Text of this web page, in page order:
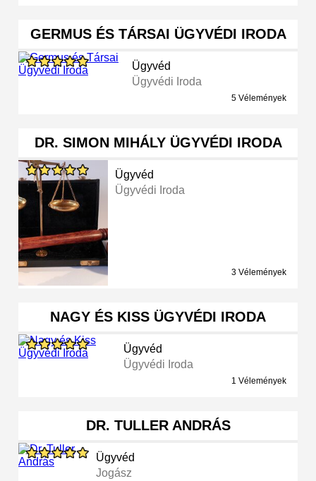
GERMUS ÉS TÁRSAI ÜGYVÉDI IRODA
Ügyvéd
Ügyvédi Iroda
5 Vélemények
DR. SIMON MIHÁLY ÜGYVÉDI IRODA
Ügyvéd
Ügyvédi Iroda
3 Vélemények
NAGY ÉS KISS ÜGYVÉDI IRODA
Ügyvéd
Ügyvédi Iroda
1 Vélemények
DR. TULLER ANDRÁS
Ügyvéd
Jogász